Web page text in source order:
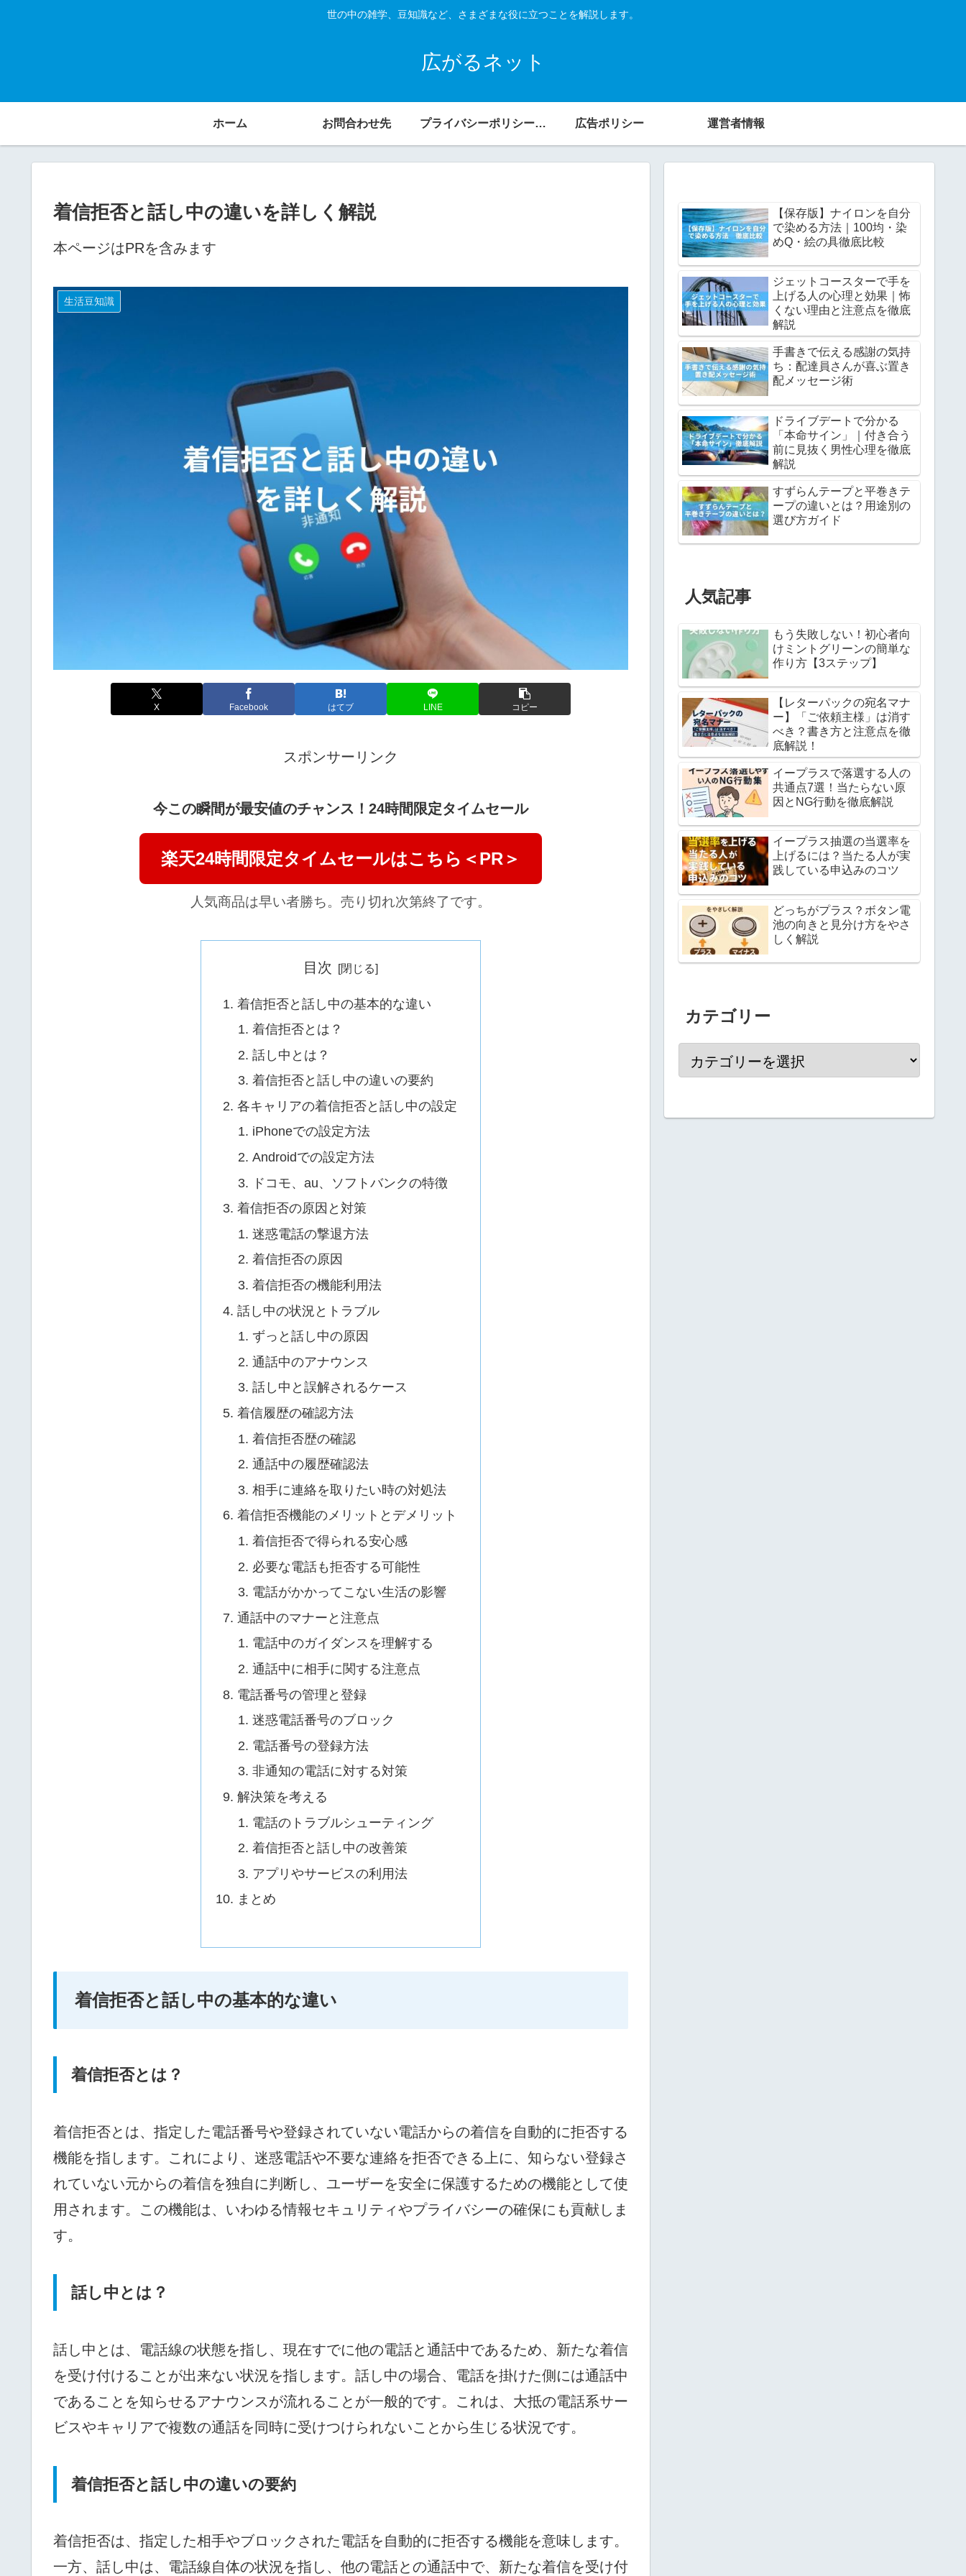
世の中の雑学、豆知識など、さまざまな役に立つことを解説します。
広がるネット
ホーム お問合わせ先 プライバシーポリシー・免責事項 広告ポリシー 運営者情報
着信拒否と話し中の違いを詳しく解説
本ページはPRを含みます
生活豆知識
X Facebook はてブ LINE コピー
スポンサーリンク
今この瞬間が最安値のチャンス！24時間限定タイムセール
楽天24時間限定タイムセールはこちら＜PR＞
人気商品は早い者勝ち。売り切れ次第終了です。
目次
着信拒否と話し中の基本的な違い
着信拒否とは？
話し中とは？
着信拒否と話し中の違いの要約
各キャリアの着信拒否と話し中の設定
iPhoneでの設定方法
Androidでの設定方法
ドコモ、au、ソフトバンクの特徴
着信拒否の原因と対策
迷惑電話の撃退方法
着信拒否の原因
着信拒否の機能利用法
話し中の状況とトラブル
ずっと話し中の原因
通話中のアナウンス
話し中と誤解されるケース
着信履歴の確認方法
着信拒否歴の確認
通話中の履歴確認法
相手に連絡を取りたい時の対処法
着信拒否機能のメリットとデメリット
着信拒否で得られる安心感
必要な電話も拒否する可能性
電話がかかってこない生活の影響
通話中のマナーと注意点
電話中のガイダンスを理解する
通話中に相手に関する注意点
電話番号の管理と登録
迷惑電話番号のブロック
電話番号の登録方法
非通知の電話に対する対策
解決策を考える
電話のトラブルシューティング
着信拒否と話し中の改善策
アプリやサービスの利用法
まとめ
着信拒否と話し中の基本的な違い
着信拒否とは？
着信拒否とは、指定した電話番号や登録されていない電話からの着信を自動的に拒否する
機能を指します。これにより、迷惑電話や不要な連絡を拒否できる上に、知らない登録さ
れていない元からの着信を独自に判断し、ユーザーを安全に保護するための機能として使
用されます。この機能は、いわゆる情報セキュリティやプライバシーの確保にも貢献しま
す。
話し中とは？
話し中とは、電話線の状態を指し、現在すでに他の電話と通話中であるため、新たな着信
を受け付けることが出来ない状況を指します。話し中の場合、電話を掛けた側には通話中
であることを知らせるアナウンスが流れることが一般的です。これは、大抵の電話系サー
ビスやキャリアで複数の通話を同時に受けつけられないことから生じる状況です。
着信拒否と話し中の違いの要約
着信拒否は、指定した相手やブロックされた電話を自動的に拒否する機能を意味します。
一方、話し中は、電話線自体の状況を指し、他の電話との通話中で、新たな着信を受け付
【保存版】ナイロンを自分
で染める方法｜100均・染
めQ・絵の具徹底比較
ジェットコースターで手を
上げる人の心理と効果｜怖
くない理由と注意点を徹底
解説
手書きで伝える感謝の気持
ち：配達員さんが喜ぶ置き
配メッセージ術
ドライブデートで分かる
「本命サイン」｜付き合う
前に見抜く男性心理を徹底
解説
すずらんテープと平巻きテ
ープの違いとは？用途別の
選び方ガイド
人気記事
もう失敗しない！初心者向
けミントグリーンの簡単な
作り方【3ステップ】
【レターパックの宛名マナ
ー】「ご依頼主様」は消す
べき？書き方と注意点を徹
底解説！
イープラスで落選する人の
共通点7選！当たらない原
因とNG行動を徹底解説
イープラス抽選の当選率を
上げるには？当たる人が実
践している申込みのコツ
どっちがプラス？ボタン電
池の向きと見分け方をやさ
しく解説
カテゴリー